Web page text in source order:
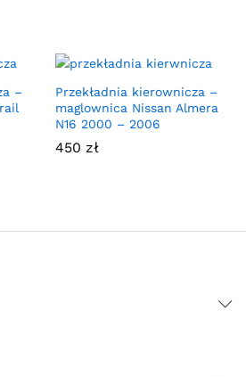
–
Przekładnia kierownicza –
maglownica Nissan Almera
N16 2000 – 2006
450 zł